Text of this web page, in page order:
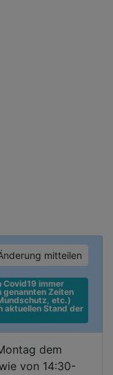
mitteilen
Covid19 immer
genannten Zeiten
etc.)
aktuellen Stand der
dem
von 14:30-